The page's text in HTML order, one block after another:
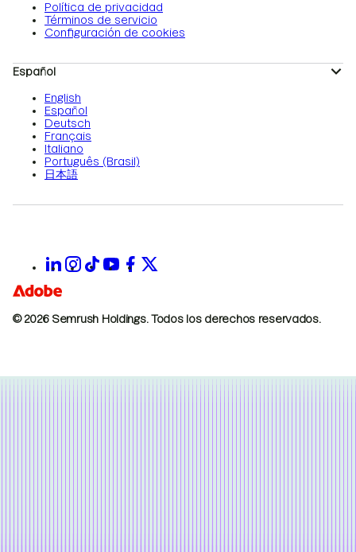
Política de privacidad
Términos de servicio
Configuración de cookies
Español
English
Español
Deutsch
Français
Italiano
Português (Brasil)
日本語
© 2026 Semrush Holdings. Todos los derechos reservados.